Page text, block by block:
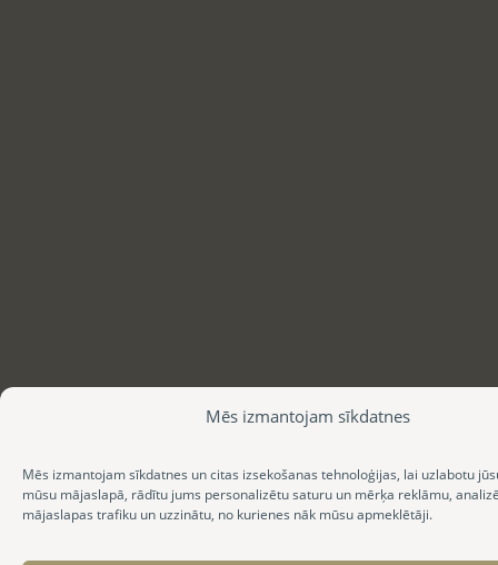
Mēs izmantojam sīkdatnes
Mēs izmantojam sīkdatnes un citas izsekošanas tehnoloģijas, lai uzlabotu
mūsu mājaslapā, rādītu jums personalizētu saturu un mērķa reklāmu,
mājaslapas trafiku un uzzinātu, no kurienes nāk mūsu apmeklētāji.